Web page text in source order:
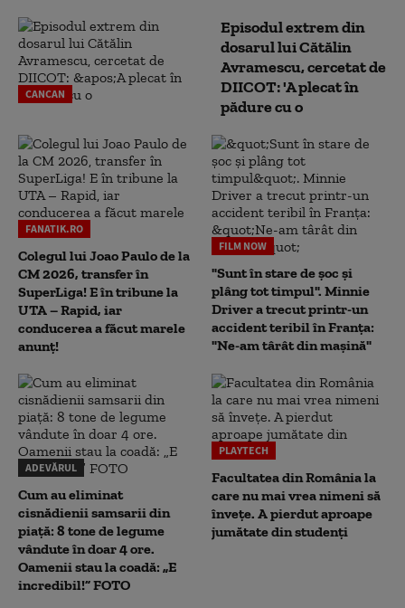
CANCAN
Episodul extrem din
dosarul lui Cătălin
Avramescu, cercetat de
DIICOT: 'A plecat în
pădure cu o
FANATIK.RO
Colegul lui Joao Paulo de la
CM 2026, transfer în
SuperLiga! E în tribune la
UTA – Rapid, iar
conducerea a făcut marele
anunț!
FILM NOW
"Sunt în stare de șoc și
plâng tot timpul". Minnie
Driver a trecut printr-un
accident teribil în Franța:
"Ne-am târât din mașină"
ADEVĂRUL
Cum au eliminat
cisnădienii samsarii din
piață: 8 tone de legume
vândute în doar 4 ore.
Oamenii stau la coadă: „E
incredibil!” FOTO
PLAYTECH
Facultatea din România la
care nu mai vrea nimeni să
înveţe. A pierdut aproape
jumătate din studenţi